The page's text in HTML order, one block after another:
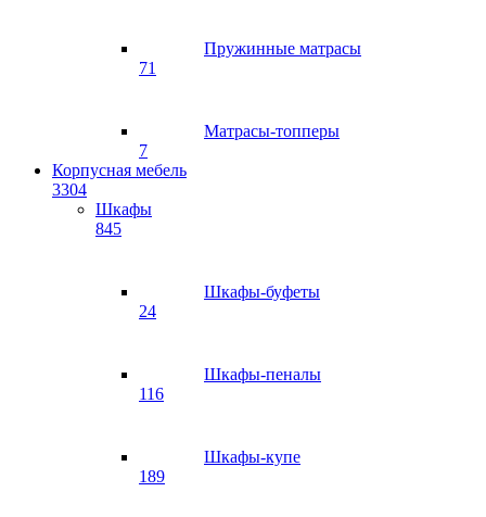
Пружинные матрасы
71
Матрасы-топперы
7
Корпусная мебель
3304
Шкафы
845
Шкафы-буфеты
24
Шкафы-пеналы
116
Шкафы-купе
189